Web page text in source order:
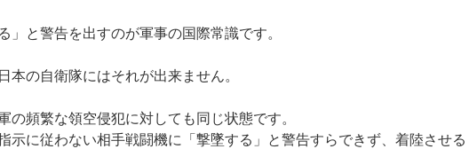
」と警告を出すのが軍事の国際常識です。
本の自衛隊にはそれが出来ません。
の頻繁な領空侵犯に対しても同じ状態です。
示に従わない相手戦闘機に「撃墜する」と警告すらできず、着陸させる